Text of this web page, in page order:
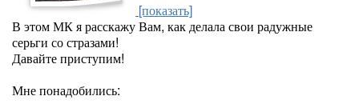
[показать]
В этом МК я расскажу Вам, как делала свои радужные
серьги со стразами!
Давайте приступим!
Мне понадобились: